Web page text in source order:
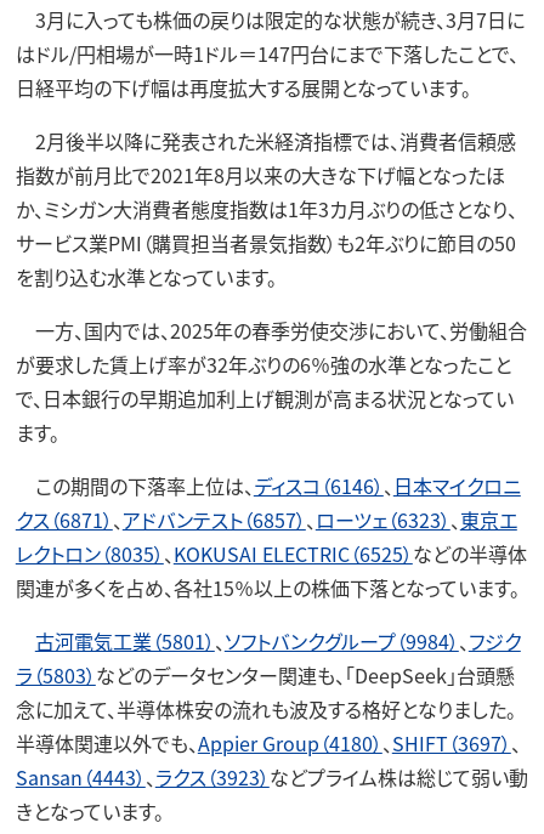
3月に入っても株価の戻りは限定的な状態が続き、3月7日に
はドル/円相場が一時1ドル＝147円台にまで下落したことで、
日経平均の下げ幅は再度拡大する展開となっています。
2月後半以降に発表された米経済指標では、消費者信頼感
指数が前月比で2021年8月以来の大きな下げ幅となったほ
か、ミシガン大消費者態度指数は1年3カ月ぶりの低さとなり、
サービス業PMI（購買担当者景気指数）も2年ぶりに節目の50
を割り込む水準となっています。
一方、国内では、2025年の春季労使交渉において、労働組合
が要求した賃上げ率が32年ぶりの6％強の水準となったこと
で、日本銀行の早期追加利上げ観測が高まる状況となってい
ます。
この期間の下落率上位は、ディスコ（6146） 、 日本マイクロニ
クス（6871） 、アドバンテスト（6857） 、 ローツェ（6323） 、東京エ
レクトロン（8035） 、KOKUSAI ELECTRIC（6525） などの半導体
関連が多くを占め、各社15％以上の株価下落となっています。
古河電気工業（5801） 、ソフトバンクグループ（9984） 、フジク
ラ（5803） などのデータセンター関連も、「DeepSeek」台頭懸
念に加えて、半導体株安の流れも波及する格好となりました。
半導体関連以外でも、Appier Group（4180） 、SHIFT（3697） 、
Sansan（4443） 、ラクス（3923） などプライム株は総じて弱い動
きとなっています。